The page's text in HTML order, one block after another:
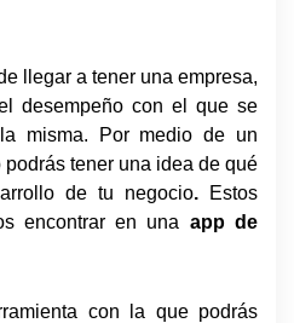
llegar a tener una empresa,
desempeño con el que se
misma. Por medio de un
tener una idea de qué
de tu negocio.Estos
encontrar en una app de
con la que podrás